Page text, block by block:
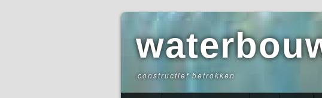
constructief betrokken